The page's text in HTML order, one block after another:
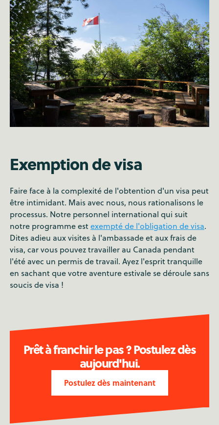
Exemption de visa
Faire face à la complexité de l'obtention d'un visa peut
être intimidant. Mais avec nous, nous rationalisons le
processus. Notre personnel international qui suit
notre programme estexempté de l'obligation de visa.
Dites adieu aux visites à l'ambassade et aux frais de
visa, car vous pouvez travailler au Canada pendant
l'été avec un permis de travail. Ayez l'esprit tranquille
en sachant que votre aventure estivale se déroule sans
soucis de visa !
Prêt à franchir le pas ? Postulez dès
aujourd'hui.
Postulez dès maintenant